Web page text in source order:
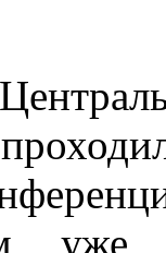
уже